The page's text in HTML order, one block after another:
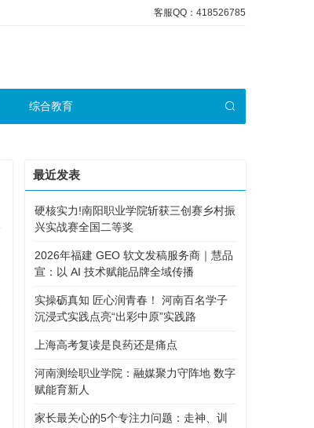
客服QQ：418526785
综合教育
最近发表
硬核实力!南阳职业学院斩获三创赛乡村振
兴实战赛全国二等奖
2026年福建 GEO 软文发稿服务商｜慧品
宣：以 AI 技术赋能品牌全域传播
实操砺真知 匠心润青春！ 河南百名学子
沉浸式实践点亮“出彩中原”实践路
上海高考复读是良药还是痛点
河南测绘职业学院：融媒聚力守阵地 数字
赋能育新人
家长最关心的5个专注力问题：走神、训